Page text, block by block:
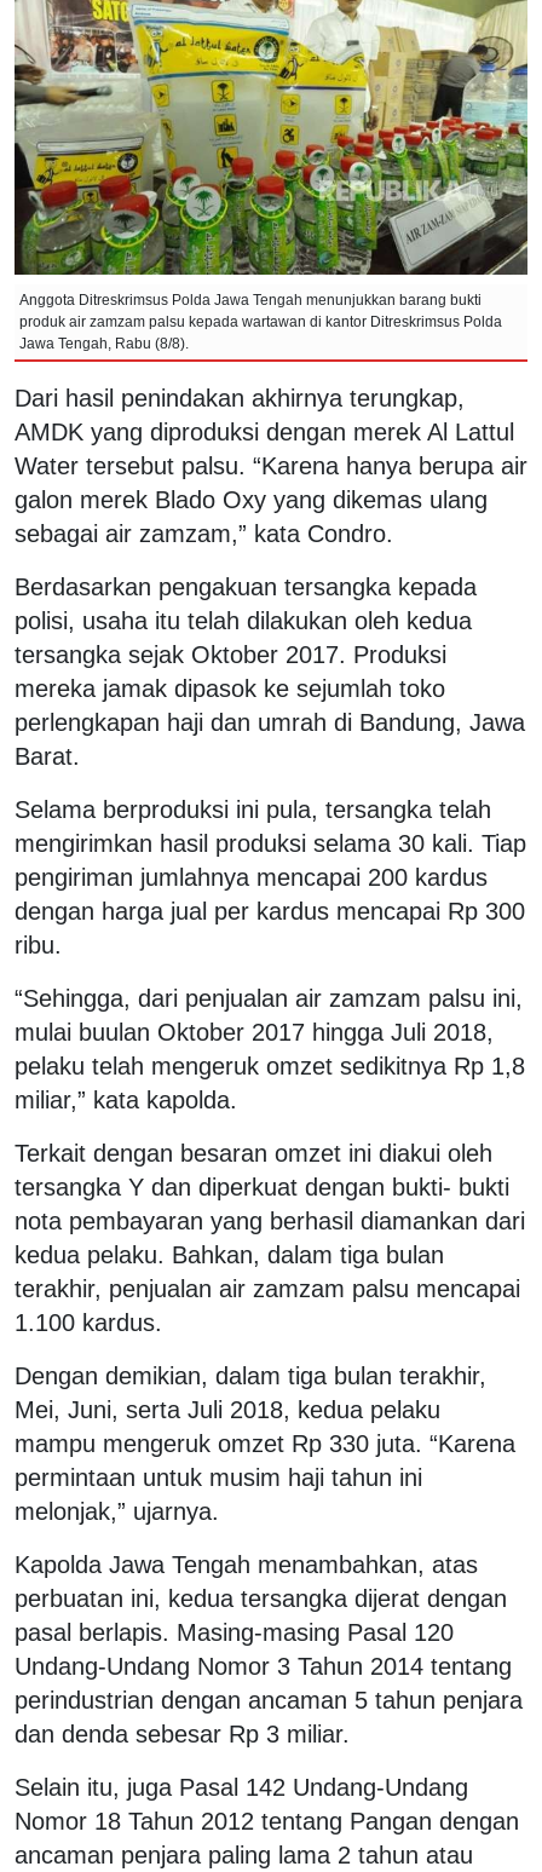
Anggota Ditreskrimsus Polda Jawa Tengah menunjukkan barang bukti
produk air zamzam palsu kepada wartawan di kantor Ditreskrimsus Polda
Jawa Tengah, Rabu (8/8).
Dari hasil penindakan akhirnya terungkap,
AMDK yang diproduksi dengan merek Al Lattul
Water tersebut palsu. “Karena hanya berupa air
galon merek Blado Oxy yang dikemas ulang
sebagai air zamzam,” kata Condro.
Berdasarkan pengakuan tersangka kepada
polisi, usaha itu telah dilakukan oleh kedua
tersangka sejak Oktober 2017. Produksi
mereka jamak dipasok ke sejumlah toko
perlengkapan haji dan umrah di Bandung, Jawa
Barat.
Selama berproduksi ini pula, tersangka telah
mengirimkan hasil produksi selama 30 kali. Tiap
pengiriman jumlahnya mencapai 200 kardus
dengan harga jual per kardus mencapai Rp 300
ribu.
“Sehingga, dari penjualan air zamzam palsu ini,
mulai buulan Oktober 2017 hingga Juli 2018,
pelaku telah mengeruk omzet sedikitnya Rp 1,8
miliar,” kata kapolda.
Terkait dengan besaran omzet ini diakui oleh
tersangka Y dan diperkuat dengan bukti- bukti
nota pembayaran yang berhasil diamankan dari
kedua pelaku. Bahkan, dalam tiga bulan
terakhir, penjualan air zamzam palsu mencapai
1.100 kardus.
Dengan demikian, dalam tiga bulan terakhir,
Mei, Juni, serta Juli 2018, kedua pelaku
mampu mengeruk omzet Rp 330 juta. “Karena
permintaan untuk musim haji tahun ini
melonjak,” ujarnya.
Kapolda Jawa Tengah menambahkan, atas
perbuatan ini, kedua tersangka dijerat dengan
pasal berlapis. Masing-masing Pasal 120
Undang-Undang Nomor 3 Tahun 2014 tentang
perindustrian dengan ancaman 5 tahun penjara
dan denda sebesar Rp 3 miliar.
Selain itu, juga Pasal 142 Undang-Undang
Nomor 18 Tahun 2012 tentang Pangan dengan
ancaman penjara paling lama 2 tahun atau